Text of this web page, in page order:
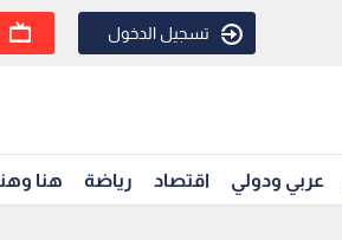
تسجيل الدخول
عربي ودولي اقتصاد رياضة هنا